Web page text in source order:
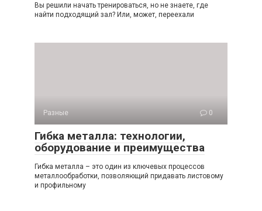
Вы решили начать тренироваться, но не знаете, где
найти подходящий зал? Или, может, переехали
Разные 0
Гибка металла: технологии,
оборудование и преимущества
Гибка металла – это один из ключевых процессов
металлообработки, позволяющий придавать листовому
и профильному